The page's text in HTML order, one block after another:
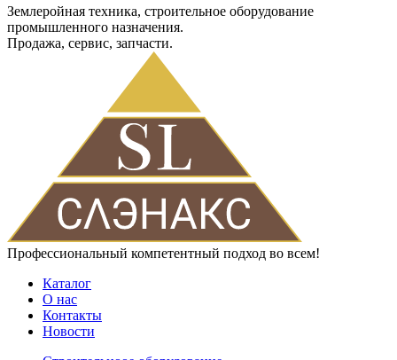
Землеройная техника, строительное оборудование
промышленного назначения.
Продажа, сервис, запчасти.
Профессиональный компетентный подход во всем!
Каталог
О нас
Контакты
Новости